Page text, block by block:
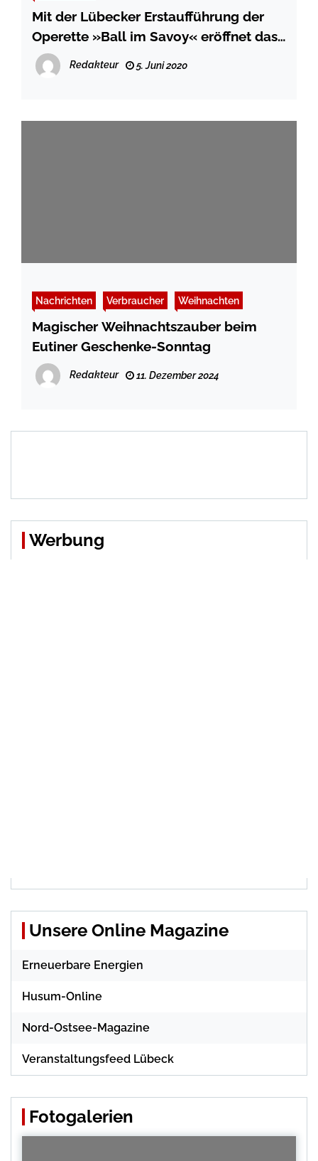
Mit der Lübecker Erstaufführung der
Operette »Ball im Savoy« eröffnet das
Musiktheater
Redakteur 5. Juni 2020
Nachrichten Verbraucher Weihnachten
Magischer Weihnachtszauber beim
Eutiner Geschenke-Sonntag
Redakteur 11. Dezember 2024
Werbung
Unsere Online Magazine
Erneuerbare Energien
Husum-Online
Nord-Ostsee-Magazine
Veranstaltungsfeed Lübeck
Fotogalerien